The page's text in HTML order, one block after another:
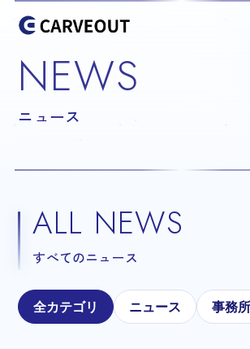
NEWS
ニュース
ALL NEWS
すべてのニュース
全カテゴリ ニュース 事務